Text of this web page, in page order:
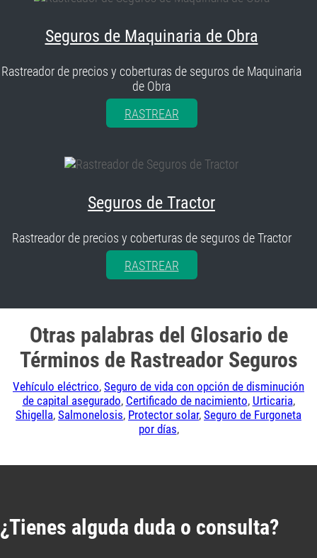
Seguros de Maquinaria de Obra
Rastreador de precios y coberturas de seguros de Maquinaria
de Obra
RASTREAR
Seguros de Tractor
Rastreador de precios y coberturas de seguros de Tractor
RASTREAR
Otras palabras del Glosario de
Términos de Rastreador Seguros
Vehículo eléctrico, Seguro de vida con opción de disminución
de capital asegurado, Certificado de nacimiento, Urticaria,
Shigella, Salmonelosis, Protector solar, Seguro de Furgoneta
por días,
¿Tienes alguda duda o consulta?